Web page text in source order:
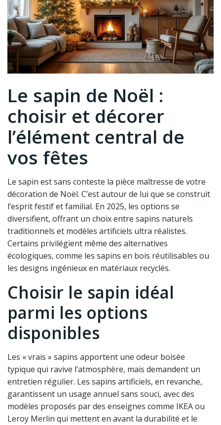
Le sapin de Noël :
choisir et décorer
l’élément central de
vos fêtes
Le sapin est sans conteste la pièce maîtresse de votre
décoration de Noël. C’est autour de lui que se construit
l’esprit festif et familial. En 2025, les options se
diversifient, offrant un choix entre sapins naturels
traditionnels et modèles artificiels ultra réalistes.
Certains privilégient même des alternatives
écologiques, comme les sapins en bois réutilisables ou
les designs ingénieux en matériaux recyclés.
Choisir le sapin idéal
parmi les options
disponibles
Les « vrais » sapins apportent une odeur boisée
typique qui ravive l’atmosphère, mais demandent un
entretien régulier. Les sapins artificiels, en revanche,
garantissent un usage annuel sans souci, avec des
modèles proposés par des enseignes comme IKEA ou
Leroy Merlin qui mettent en avant la durabilité et le